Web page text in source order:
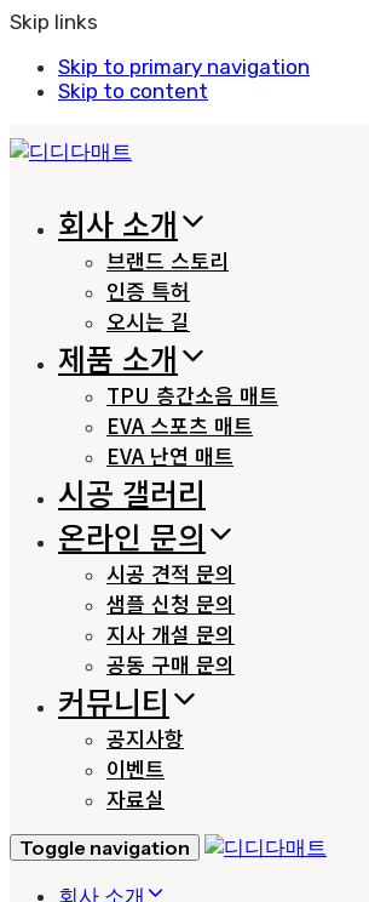
Skip links
Skip to primary navigation
Skip to content
회사 소개
브랜드 스토리
인증 특허
오시는 길
제품 소개
TPU 층간소음 매트
EVA 스포츠 매트
EVA 난연 매트
시공 갤러리
온라인 문의
시공 견적 문의
샘플 신청 문의
지사 개설 문의
공동 구매 문의
커뮤니티
공지사항
이벤트
자료실
Toggle navigation
회사 소개